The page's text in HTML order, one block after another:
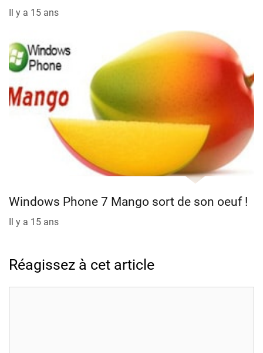
Il y a 15 ans
Windows Phone 7 Mango sort de son oeuf !
Il y a 15 ans
Réagissez à cet article